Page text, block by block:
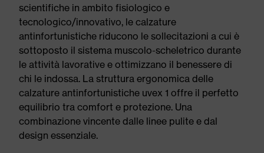
scientifiche in ambito fisiologico e
tecnologico/innovativo, le calzature
antinfortunistiche riducono le sollecitazioni a cui è
sottoposto il sistema muscolo-scheletrico durante
le attività lavorative e ottimizzano il benessere di
chi le indossa. La struttura ergonomica delle
calzature antinfortunistiche uvex 1 offre il perfetto
equilibrio tra comfort e protezione. Una
combinazione vincente dalle linee pulite e dal
design essenziale.